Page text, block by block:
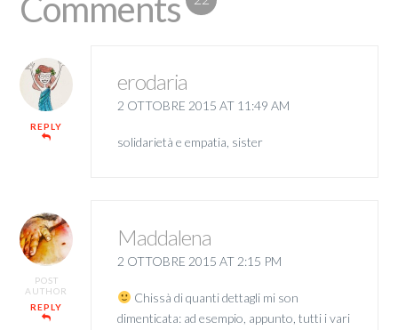
Comments
REPLY
erodaria
2 OTTOBRE 2015 AT 11:49 AM
solidarietà e empatia, sister
POST
AUTHOR
REPLY
Maddalena
2 OTTOBRE 2015 AT 2:15 PM
Chissà di quanti dettagli mi son
dimenticata: ad esempio, appunto, tutti i vari